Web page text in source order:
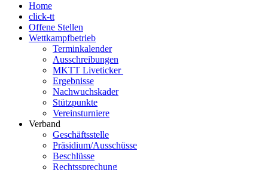
Home
click-tt
Offene Stellen
Wettkampfbetrieb
Terminkalender
Ausschreibungen
MKTT Liveticker
Ergebnisse
Nachwuchskader
Stützpunkte
Vereinsturniere
Verband
Geschäftsstelle
Präsidium/Ausschüsse
Beschlüsse
Rechtssprechung